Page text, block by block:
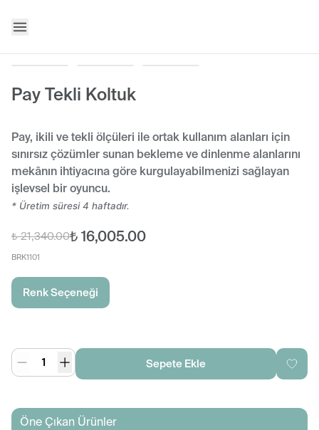
Pay Tekli Koltuk
Pay, ikili ve tekli ölçüleri ile ortak kullanım alanları için
sınırsız çözümler sunan bekleme ve dinlenme alanlarını
mekânın ihtiyacına göre kurgulayabilmenizi sağlayan
işlevsel bir oyuncu.
* Üretim süresi 4 haftadır.
₺ 21,340.00₺ 16,005.00
BRK1101
Renk Seçeneği
Sepete Ekle
Öne Çıkan Ürünler